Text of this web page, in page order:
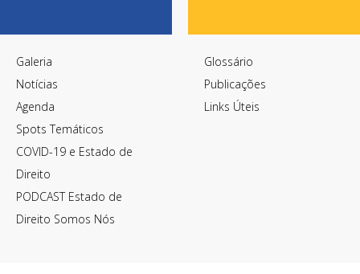
Galeria
Notícias
Agenda
Spots Temáticos
COVID-19 e Estado de
Direito
PODCAST Estado de
Direito Somos Nós
Glossário
Publicações
Links Úteis